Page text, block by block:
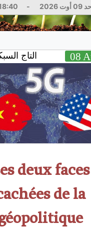
أوت 2026 -
التاج السبكي..
deux faces
de la